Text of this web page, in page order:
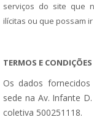
serviços do site que
ilícitas ou que possam
TERMOS E
Os dados
sede na Av. Infante
coletiva 500251118.